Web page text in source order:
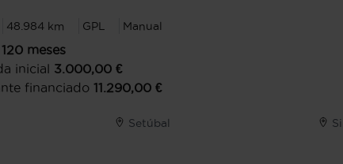
48.984 km GPL Manual
120 meses
inicial 3.000,00 €
financiado 11.290,00 €
Setúbal